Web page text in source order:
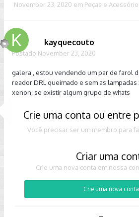
November 23, 2020 em Peças e
kayquecouto
Postado November 23, 2020
galera , estou vendendo um par de farol
reador DRL queimado e sem as
xenon, se existir algum grupo de whats
Crie uma conta ou entre
Você precisar ser um membro para
Criar uma
Crie uma nova conta em nossa
Crie uma nova conta